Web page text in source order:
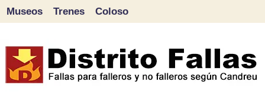
contenido
Museos Trenes Coloso